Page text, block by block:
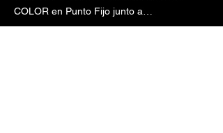
COLOR en Punto Fijo junto a…